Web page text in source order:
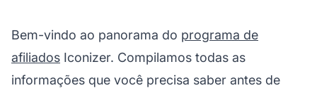
Bem-vindo ao panorama do programa de
afiliados Iconizer. Compilamos todas as
informações que você precisa saber antes de